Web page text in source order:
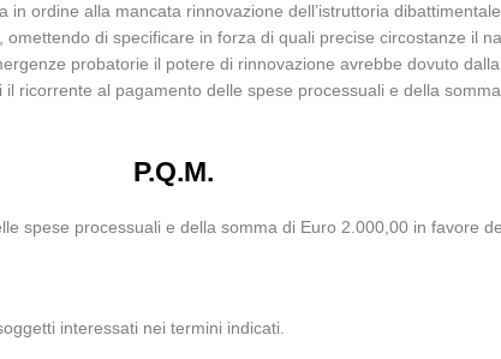
ordine alla mancata rinnovazione dell’istruttoria
di specificare in forza di quali precise circostanze il
probatorie il potere di rinnovazione avrebbe dovuto dalla
ricorrente al pagamento delle spese processuali e della
P.Q.M.
spese processuali e della somma di Euro 2.000,00 in favore
interessati nei termini indicati.